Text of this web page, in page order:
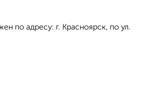
по адресу: г. Красноярск, по ул.